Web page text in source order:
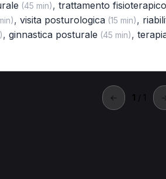
(45 min), trattamento fisioterapico
, visita posturologica(15 min),
, ginnastica posturale (45 min),
← 1 / 1